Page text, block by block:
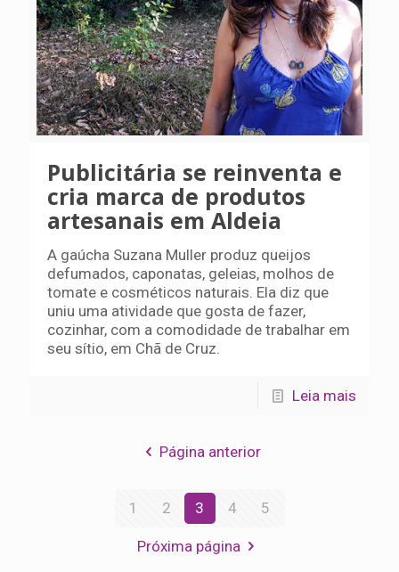
Publicitária se reinventa e
cria marca de produtos
artesanais em Aldeia
A gaúcha Suzana Muller produz queijos
defumados, caponatas, geleias, molhos de
tomate e cosméticos naturais. Ela diz que
uniu uma atividade que gosta de fazer,
cozinhar, com a comodidade de trabalhar em
seu sítio, em Chã de Cruz.
Leia mais
Página anterior
1 2 3 4 5
Próxima página